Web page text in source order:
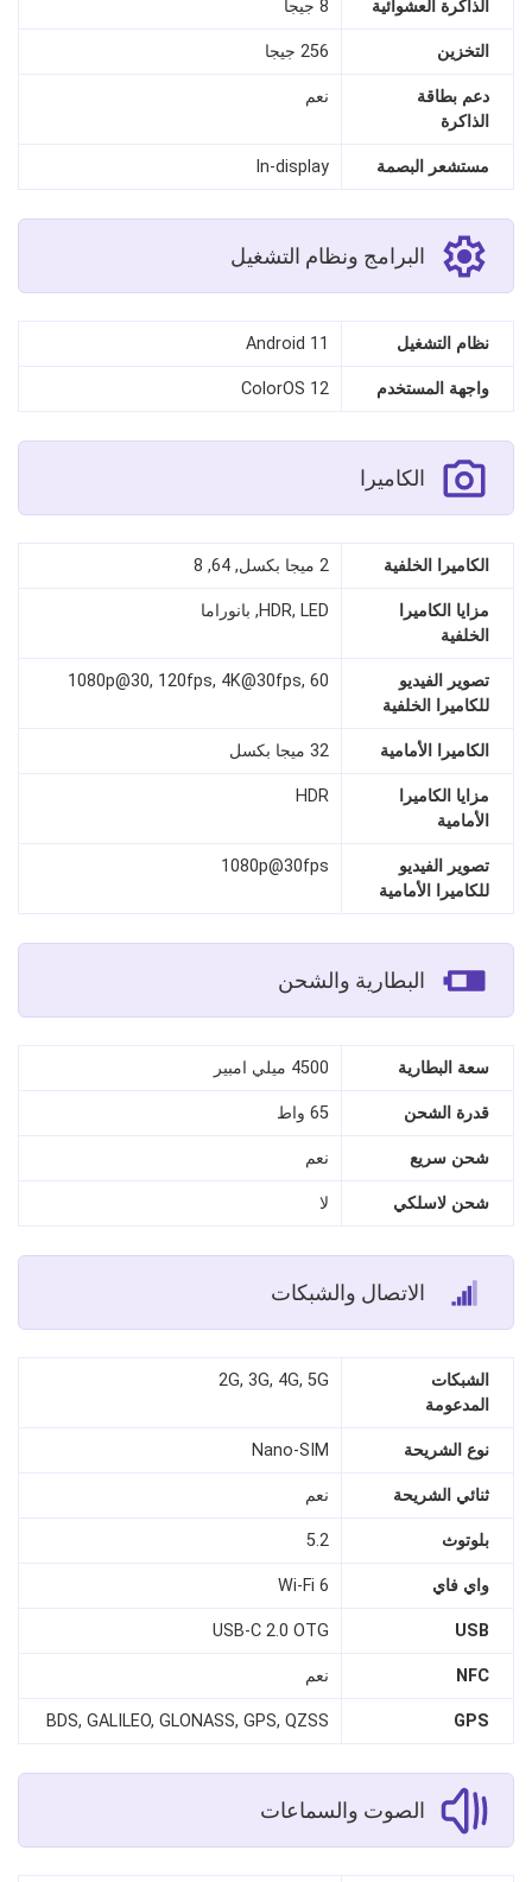
الذاكرة العشوائية 8 جيجا
التخزين 256 جيجا
دعم بطاقة
الذاكرة
نعم
مستشعر البصمة In‑display
البرامج ونظام التشغيل
نظام التشغيل Android 11
واجهة المستخدم ColorOS 12
الكاميرا
الكاميرا الخلفية 2 ميجا بكسل, 64, 8
مزايا الكاميرا
الخلفية
HDR, LED, بانوراما
تصوير الفيديو
للكاميرا الخلفية
1080p@30, 120fps, 4K@30fps, 60
الكاميرا الأمامية 32 ميجا بكسل
مزايا الكاميرا
الأمامية
HDR
تصوير الفيديو
للكاميرا الأمامية
1080p@30fps
البطارية والشحن
سعة البطارية 4500 ميلي امبير
قدرة الشحن 65 واط
شحن سريع نعم
شحن لاسلكي لا
الاتصال والشبكات
الشبكات
المدعومة
2G, 3G, 4G, 5G
نوع الشريحة Nano‑SIM
ثنائي الشريحة نعم
بلوتوث 5.2
واي فاي Wi‑Fi 6
USB
USB‑C 2.0 OTG
NFC نعم
GPS
BDS, GALILEO, GLONASS, GPS, QZSS
الصوت والسماعات